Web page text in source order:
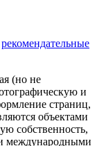
рекомендательные
(но не
и
страниц,
объектами
собственность,
международными